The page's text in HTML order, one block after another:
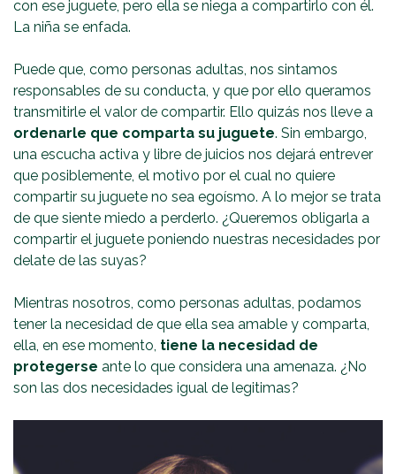
con ese juguete, pero ella se niega a compartirlo con él.
La niña se enfada.
Puede que, como personas adultas, nos sintamos
responsables de su conducta, y que por ello queramos
transmitirle el valor de compartir. Ello quizás nos lleve a
ordenarle que comparta su juguete. Sin embargo,
una escucha activa y libre de juicios nos dejará entrever
que posiblemente, el motivo por el cual no quiere
compartir su juguete no sea egoísmo. A lo mejor se trata
de que siente miedo a perderlo. ¿Queremos obligarla a
compartir el juguete poniendo nuestras necesidades por
delate de las suyas?
Mientras nosotros, como personas adultas, podamos
tener la necesidad de que ella sea amable y comparta,
ella, en ese momento, tiene la necesidad de
protegerse ante lo que considera una amenaza. ¿No
son las dos necesidades igual de legitimas?